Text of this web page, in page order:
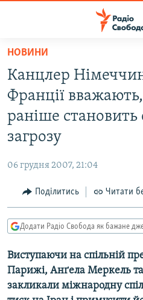
Перейти
основного
матеріалу
Перейти
до
основної
Перейти
пошуку
ВСЕ ЗА ДОБУ
СТАТТІ
СУСПІЛЬСТВО
КУЛЬТУРА
СПОРТ
СВІТ
ДОНБАС.РЕАЛІЇ
КРИМ.РЕАЛІЇ
ТИ ЯК?
КИТАЙ.ВИКЛИКИ
МУЛЬТИМЕДІА
НОВИНИ
Канцлер
Франції
раніше становить
загрозу
06 грудня 2007, 21:04
Поділитись Читати
Додати Радіо Свобода як бажане
Виступаючи на спільній
Парижі, Анґела Меркель та
закликали міжнародну